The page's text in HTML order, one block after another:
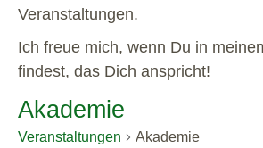
Veranstaltungen.
Ich freue mich, wenn Du in
findest, das Dich anspricht!
Akademie
Veranstaltungen Akademie